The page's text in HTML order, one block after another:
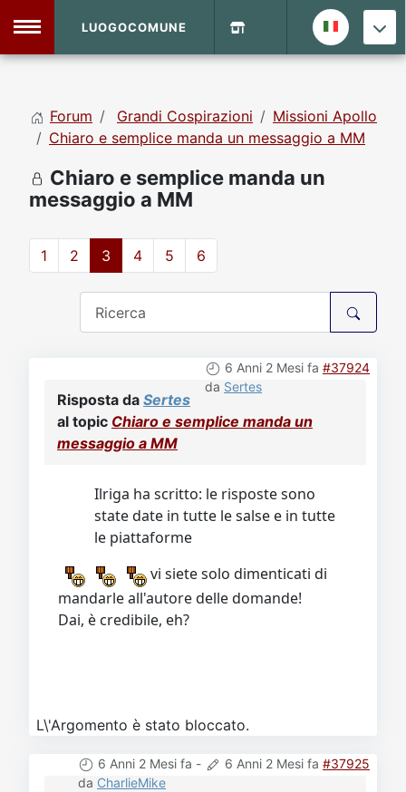
Home
DVD Shop
Sito
LUOGOCOMUNE
Forum Grandi Cospirazioni
Missioni Apollo
Chiaro e semplice manda un messaggio a MM
Chiaro e semplice manda un
messaggio a MM
1 2 3 4 5 6
6 Anni 2 Mesi fa #37924
da Sertes
Risposta da Sertes
al topic Chiaro e semplice manda un
messaggio a MM
Ilriga ha scritto: le risposte sono
state date in tutte le salse e in tutte
le piattaforme
vi siete solo dimenticati di
mandarle all'autore delle domande!
Dai, è credibile, eh?
L\'Argomento è stato bloccato.
6 Anni 2 Mesi fa - 6 Anni 2 Mesi fa #37925
da CharlieMike